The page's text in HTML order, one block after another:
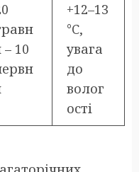
– 10
+12–13
°C,
увага
до
волог
ості